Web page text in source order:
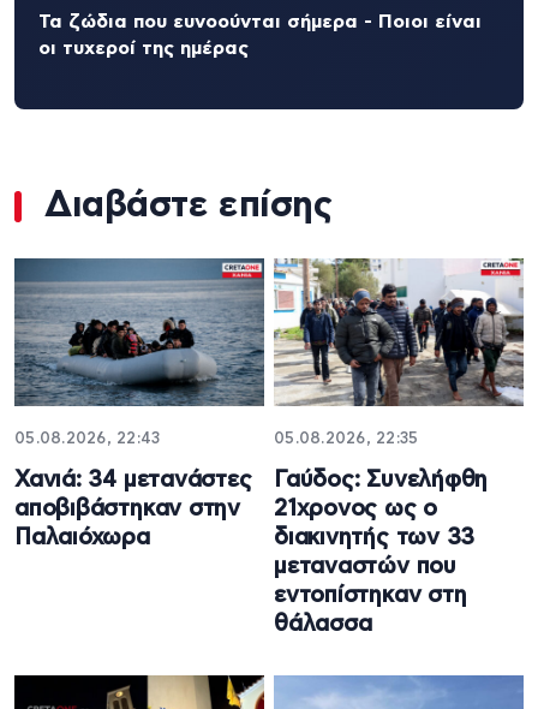
Τα ζώδια που ευνοούνται σήμερα - Ποιοι είναι
οι τυχεροί της ημέρας
Διαβάστε επίσης
05.08.2026, 22:43
Χανιά: 34 μετανάστες
αποβιβάστηκαν στην
Παλαιόχωρα
05.08.2026, 22:35
Γαύδος: Συνελήφθη
21χρονος ως ο
διακινητής των 33
μεταναστών που
εντοπίστηκαν στη
θάλασσα